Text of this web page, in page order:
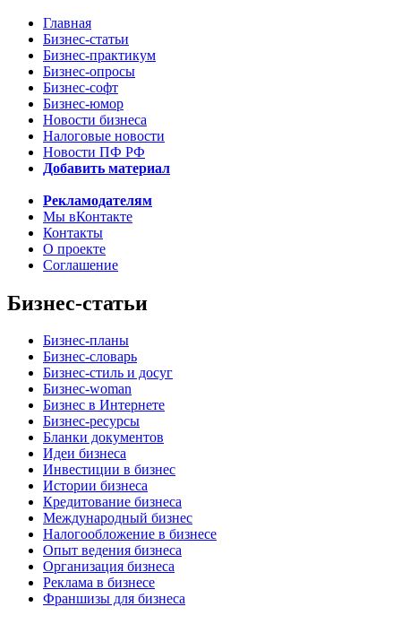
Главная
Бизнес-статьи
Бизнес-практикум
Бизнес-опросы
Бизнес-софт
Бизнес-юмор
Новости бизнеса
Налоговые новости
Новости ПФ РФ
Добавить материал
Рекламодателям
Мы вКонтакте
Контакты
О проекте
Соглашение
Бизнес-статьи
Бизнес-планы
Бизнес-словарь
Бизнес-стиль и досуг
Бизнес-woman
Бизнес в Интернете
Бизнес-ресурсы
Бланки документов
Идеи бизнеса
Инвестиции в бизнес
Истории бизнеса
Кредитование бизнеса
Международный бизнес
Налогообложение в бизнесе
Опыт ведения бизнеса
Организация бизнеса
Реклама в бизнесе
Франшизы для бизнеса